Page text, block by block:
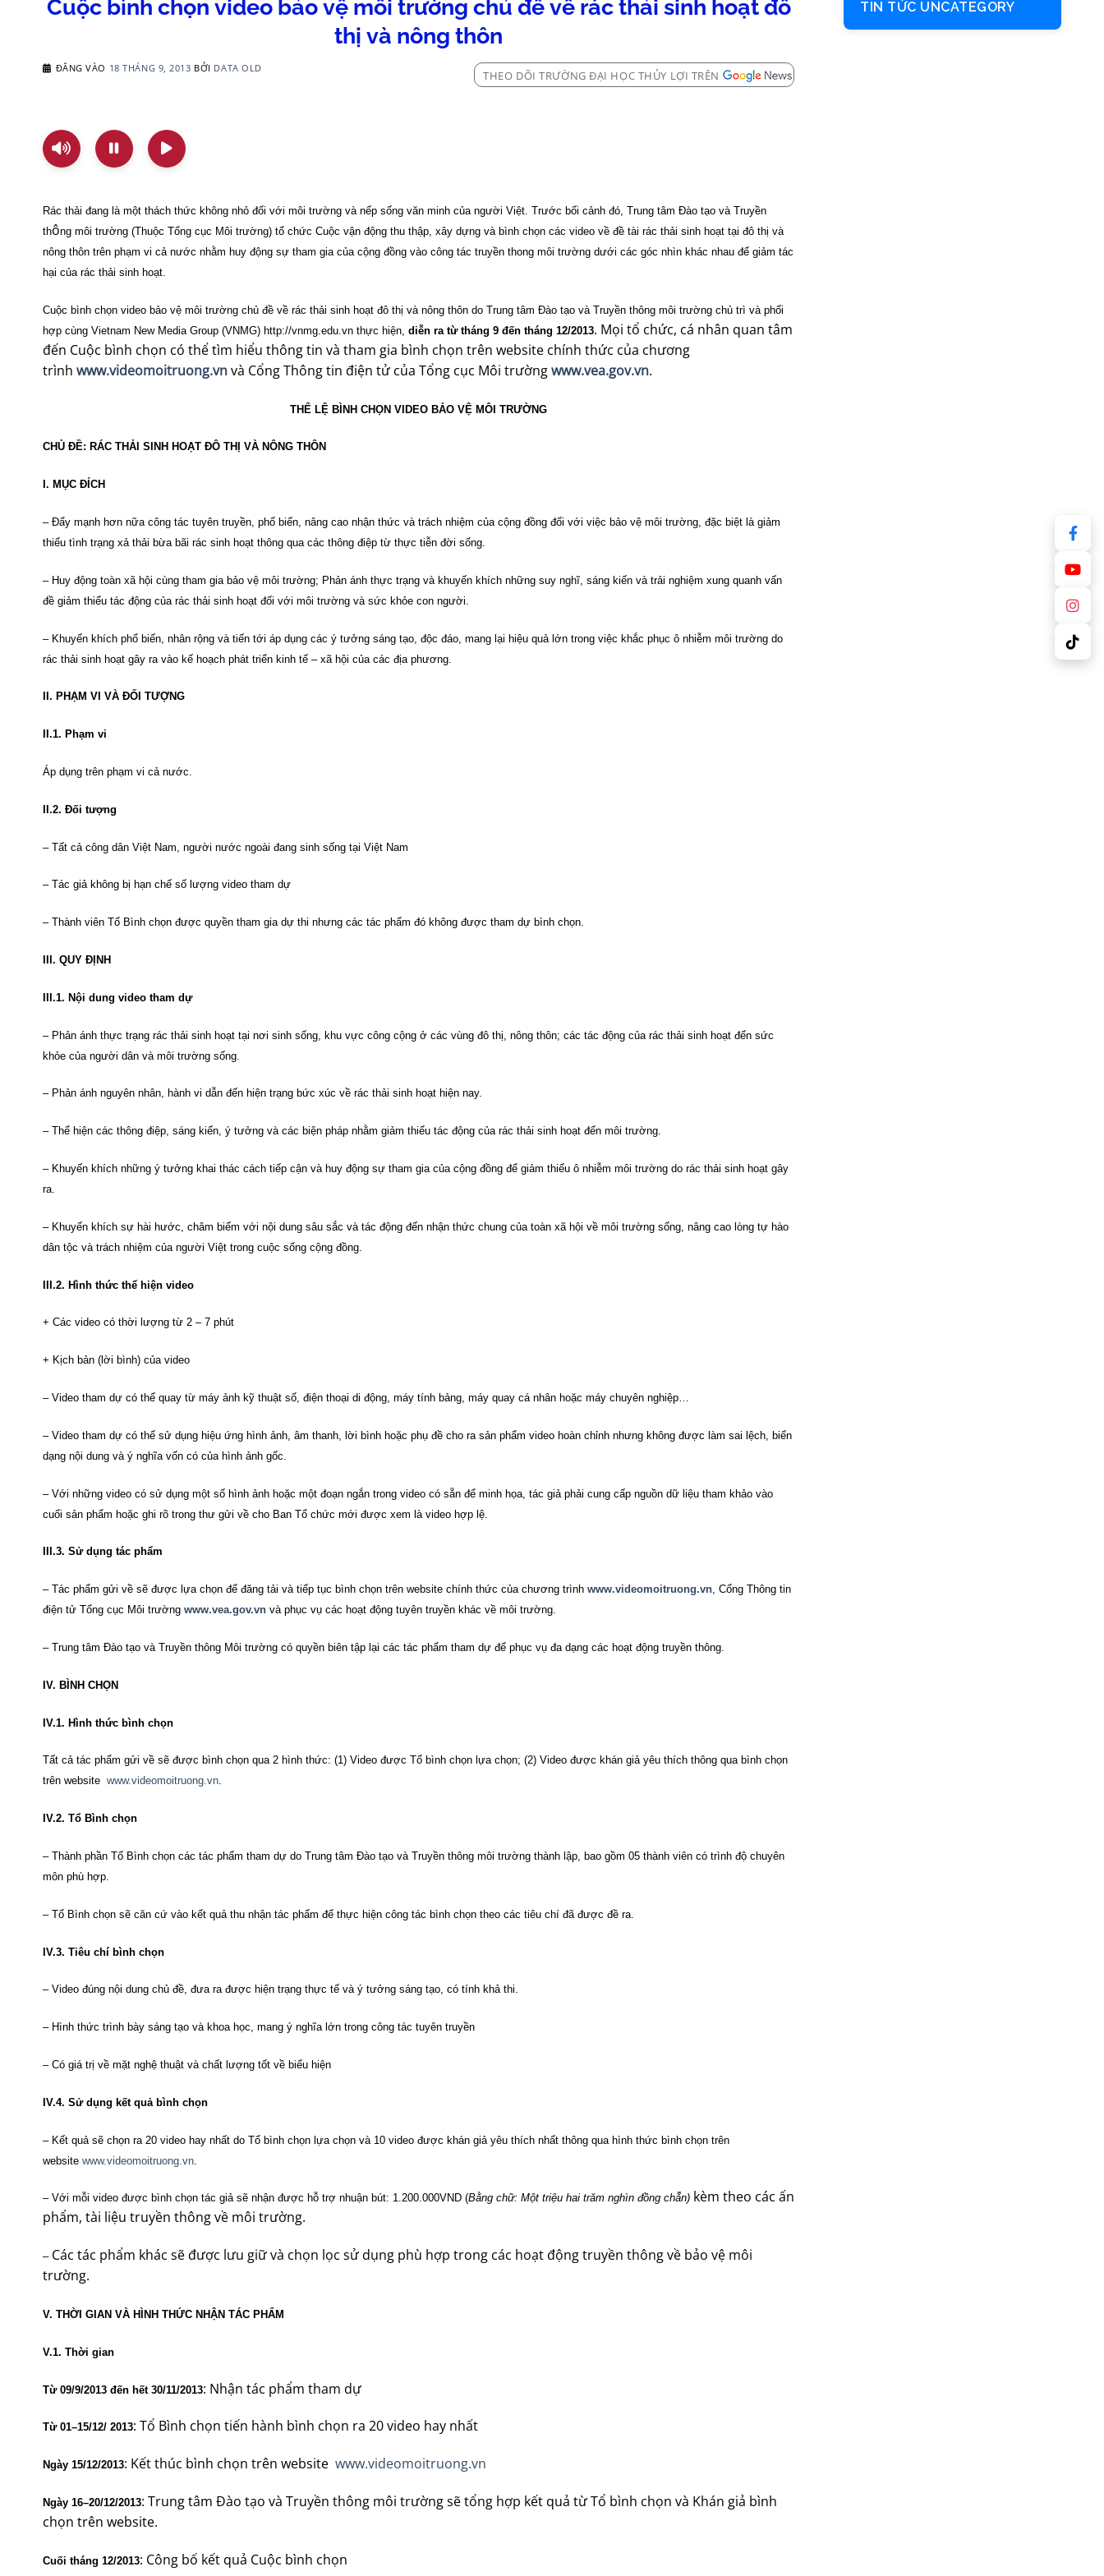
Cuộc bình chọn video bảo vệ môi trường chủ đề về rác thải sinh hoạt đô
thị và nông thôn
ĐĂNG VÀO 18 THÁNG 9, 2013 BỞI DATA OLD
THEO DÕI TRƯỜNG ĐẠI HỌC THỦY LỢI TRÊN
Rác thải đang là một thách thức không nhỏ đối với môi trường và nếp sống văn minh của người Việt. Trước bối cảnh đó, Trung tâm Đào tạo và Truyền
thông môi trường (Thuộc Tổng cục Môi trường) tổ chức Cuộc vận động thu thập, xây dựng và bình chọn các video về đề tài rác thải sinh hoạt tại đô thị và
nông thôn trên phạm vi cả nước nhằm huy động sự tham gia của cộng đồng vào công tác truyền thong môi trường dưới các góc nhìn khác nhau để giảm tác
hại của rác thải sinh hoạt.
Cuộc bình chọn video bảo vệ môi trường chủ đề về rác thải sinh hoạt đô thị và nông thôn do Trung tâm Đào tạo và Truyền thông môi trường chủ trì và phối
hợp cùng Vietnam New Media Group (VNMG) http://vnmg.edu.vn thực hiện, diễn ra từ tháng 9 đến tháng 12/2013. Mọi tổ chức, cá nhân quan tâm
đến Cuộc bình chọn có thể tìm hiểu thông tin và tham gia bình chọn trên website chính thức của chương
trình www.videomoitruong.vnvà Cổng Thông tin điện tử của Tổng cục Môi trườngwww.vea.gov.vn.
THỂ LỆ BÌNH CHỌN VIDEO BẢO VỆ MÔI TRƯỜNG
CHỦ ĐỀ: RÁC THẢI SINH HOẠT ĐÔ THỊ VÀ NÔNG THÔN
I. MỤC ĐÍCH
– Đẩy mạnh hơn nữa công tác tuyên truyền, phổ biến, nâng cao nhận thức và trách nhiệm của cộng đồng đối với việc bảo vệ môi trường, đặc biệt là giảm
thiểu tình trạng xả thải bừa bãi rác sinh hoạt thông qua các thông điệp từ thực tiễn đời sống.
– Huy động toàn xã hội cùng tham gia bảo vệ môi trường; Phản ánh thực trạng và khuyến khích những suy nghĩ, sáng kiến và trải nghiệm xung quanh vấn
đề giảm thiểu tác động của rác thải sinh hoạt đối với môi trường và sức khỏe con người.
– Khuyến khích phổ biến, nhân rộng và tiến tới áp dụng các ý tưởng sáng tạo, độc đáo, mang lại hiệu quả lớn trong việc khắc phục ô nhiễm môi trường do
rác thải sinh hoạt gây ra vào kế hoạch phát triển kinh tế – xã hội của các địa phương.
II. PHẠM VI VÀ ĐỐI TƯỢNG
II.1. Phạm vi
Áp dụng trên phạm vi cả nước.
II.2. Đối tượng
– Tất cả công dân Việt Nam, người nước ngoài đang sinh sống tại Việt Nam
– Tác giả không bị hạn chế số lượng video tham dự
– Thành viên Tổ Bình chọn được quyền tham gia dự thi nhưng các tác phẩm đó không được tham dự bình chọn.
III. QUY ĐỊNH
III.1. Nội dung video tham dự
– Phản ánh thực trạng rác thải sinh hoạt tại nơi sinh sống, khu vực công cộng ở các vùng đô thị, nông thôn; các tác động của rác thải sinh hoạt đến sức
khỏe của người dân và môi trường sống.
– Phản ánh nguyên nhân, hành vi dẫn đến hiện trạng bức xúc về rác thải sinh hoạt hiện nay.
– Thể hiện các thông điệp, sáng kiến, ý tưởng và các biện pháp nhằm giảm thiểu tác động của rác thải sinh hoạt đến môi trường.
– Khuyến khích những ý tưởng khai thác cách tiếp cận và huy động sự tham gia của cộng đồng để giảm thiểu ô nhiễm môi trường do rác thải sinh hoạt gây
ra.
– Khuyến khích sự hài hước, châm biếm với nội dung sâu sắc và tác động đến nhận thức chung của toàn xã hội về môi trường sống, nâng cao lòng tự hào
dân tộc và trách nhiệm của người Việt trong cuộc sống cộng đồng.
III.2. Hình thức thể hiện video
+ Các video có thời lượng từ 2 – 7 phút
+ Kịch bản (lời bình) của video
– Video tham dự có thể quay từ máy ảnh kỹ thuật số, điện thoại di động, máy tính bảng, máy quay cá nhân hoặc máy chuyên nghiệp…
– Video tham dự có thể sử dụng hiệu ứng hình ảnh, âm thanh, lời bình hoặc phụ đề cho ra sản phẩm video hoàn chỉnh nhưng không được làm sai lệch, biến
dạng nội dung và ý nghĩa vốn có của hình ảnh gốc.
– Với những video có sử dụng một số hình ảnh hoặc một đoạn ngắn trong video có sẵn để minh họa, tác giả phải cung cấp nguồn dữ liệu tham khảo vào
cuối sản phẩm hoặc ghi rõ trong thư gửi về cho Ban Tổ chức mới được xem là video hợp lệ.
III.3. Sử dụng tác phẩm
– Tác phẩm gửi về sẽ được lựa chọn để đăng tải và tiếp tục bình chọn trên website chính thức của chương trình www.videomoitruong.vn, Cổng Thông tin
điện tử Tổng cục Môi trường www.vea.gov.vn và phục vụ các hoạt động tuyên truyền khác về môi trường.
– Trung tâm Đào tạo và Truyền thông Môi trường có quyền biên tập lại các tác phẩm tham dự để phục vụ đa dạng các hoạt động truyền thông.
IV. BÌNH CHỌN
IV.1. Hình thức bình chọn
Tất cả tác phẩm gửi về sẽ được bình chọn qua 2 hình thức: (1) Video được Tổ bình chọn lựa chọn; (2) Video được khán giả yêu thích thông qua bình chọn
trên website www.videomoitruong.vn.
IV.2. Tổ Bình chọn
– Thành phần Tổ Bình chọn các tác phẩm tham dự do Trung tâm Đào tạo và Truyền thông môi trường thành lập, bao gồm 05 thành viên có trình độ chuyên
môn phù hợp.
– Tổ Bình chọn sẽ căn cứ vào kết quả thu nhận tác phẩm để thực hiện công tác bình chọn theo các tiêu chí đã được đề ra.
IV.3. Tiêu chí bình chọn
– Video đúng nội dung chủ đề, đưa ra được hiện trạng thực tế và ý tưởng sáng tạo, có tính khả thi.
– Hình thức trình bày sáng tạo và khoa học, mang ý nghĩa lớn trong công tác tuyên truyền
– Có giá trị về mặt nghệ thuật và chất lượng tốt về biểu hiện
IV.4. Sử dụng kết quả bình chọn
– Kết quả sẽ chọn ra 20 video hay nhất do Tổ bình chọn lựa chọn và 10 video được khán giả yêu thích nhất thông qua hình thức bình chọn trên
website www.videomoitruong.vn
– Với mỗi video được bình chọn tác giả sẽ nhận được hỗ trợ nhuận bút: 1.200.000VND (Bằng chữ: Một triệu hai trăm nghìn đồng chẵn) kèm theo các ấn
phẩm, tài liệu truyền thông về môi trường.
– Các tác phẩm khác sẽ được lưu giữ và chọn lọc sử dụng phù hợp trong các hoạt động truyền thông về bảo vệ môi
trường.
V. THỜI GIAN VÀ HÌNH THỨC NHẬN TÁC PHẨM
V.1. Thời gian
Từ 09/9/2013 đến hết 30/11/2013: Nhận tác phẩm tham dự
Từ 01–15/12/ 2013: Tổ Bình chọn tiến hành bình chọn ra 20 video hay nhất
Ngày 15/12/2013: Kết thúc bình chọn trên website www.videomoitruong.vn
Ngày 16–20/12/2013: Trung tâm Đào tạo và Truyền thông môi trường sẽ tổng hợp kết quả từ Tổ bình chọn và Khán giả bình
chọn trên website.
Cuối tháng 12/2013: Công bố kết quả Cuộc bình chọn
TIN TỨC UNCATEGORY